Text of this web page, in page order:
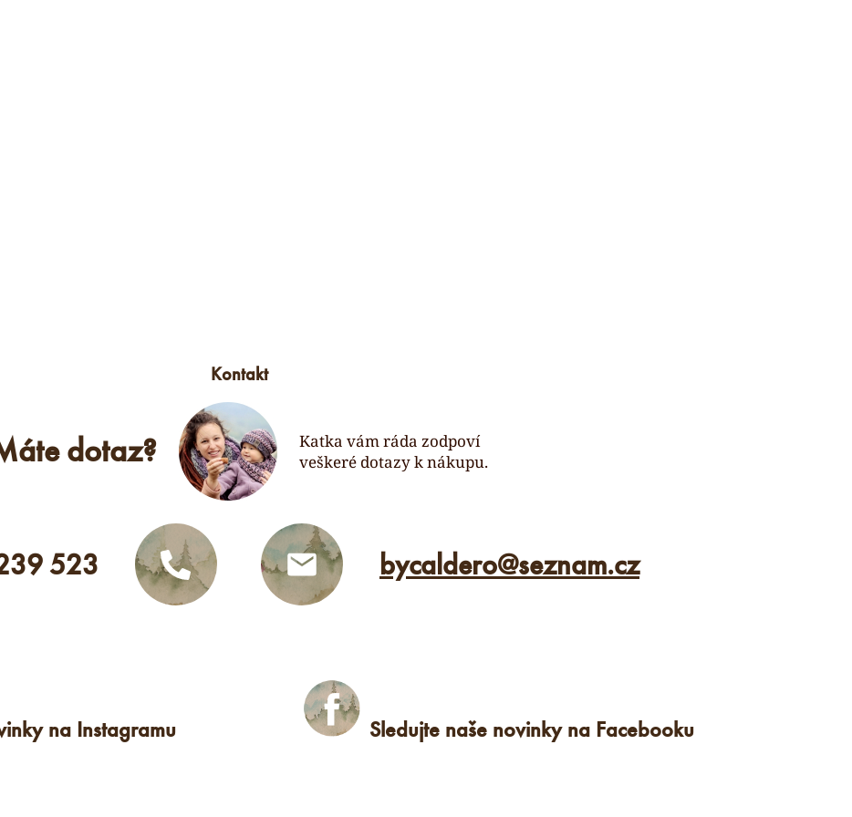
Kontakt
dotaz?
Katka vám ráda zodpoví
veškeré dotazy k nákupu.
bycaldero@seznam.cz
523
Sledujte naše novinky na Facebooku
na Instagramu